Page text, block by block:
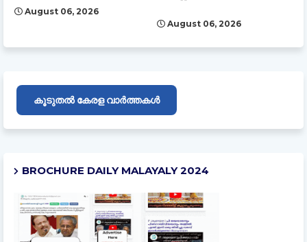
August 06, 2026
August 06, 2026
കൂടുതൽ കേരള വാർത്തകൾ
BROCHURE DAILY MALAYALY 2024